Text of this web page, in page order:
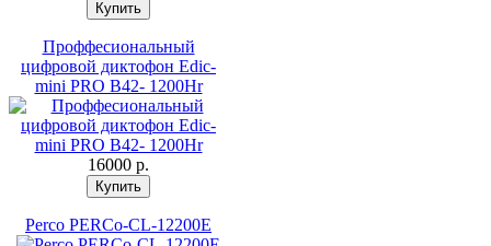
Проффесиональный
цифровой диктофон Edic-
mini PRO B42- 1200Hr
16000 p.
Perco PERCo-CL-12200E